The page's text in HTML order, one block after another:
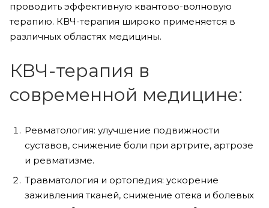
проводить эффективную квантово-волновую
терапию. КВЧ-терапия широко применяется в
различных областях медицины.
КВЧ-терапия в
современной медицине:
Ревматология: улучшение подвижности
суставов, снижение боли при артрите, артрозе
и ревматизме.
Травматология и ортопедия: ускорение
заживления тканей, снижение отека и болевых